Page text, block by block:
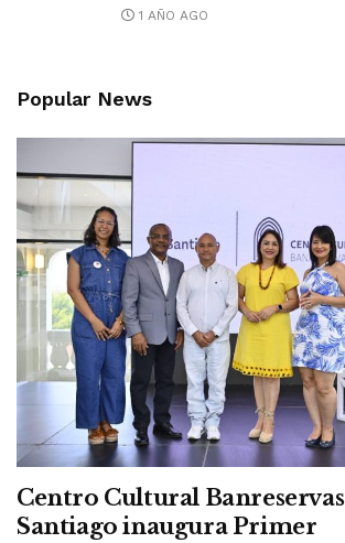
1 AÑO AGO
Popular News
Centro Cultural Banreservas
Santiago inaugura Primer